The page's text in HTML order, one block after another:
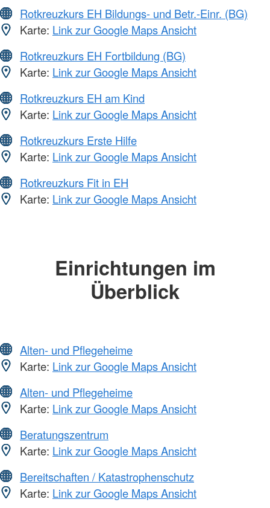
Rotkreuzkurs EH Bildungs- und Betr.-Einr. (BG)
Karte: Link zur Google Maps Ansicht
Rotkreuzkurs EH Fortbildung (BG)
Karte: Link zur Google Maps Ansicht
Rotkreuzkurs EH am Kind
Karte: Link zur Google Maps Ansicht
Rotkreuzkurs Erste Hilfe
Karte: Link zur Google Maps Ansicht
Rotkreuzkurs Fit in EH
Karte: Link zur Google Maps Ansicht
Einrichtungen im
Überblick
Alten- und Pflegeheime
Karte: Link zur Google Maps Ansicht
Alten- und Pflegeheime
Karte: Link zur Google Maps Ansicht
Beratungszentrum
Karte: Link zur Google Maps Ansicht
Bereitschaften / Katastrophenschutz
Karte: Link zur Google Maps Ansicht